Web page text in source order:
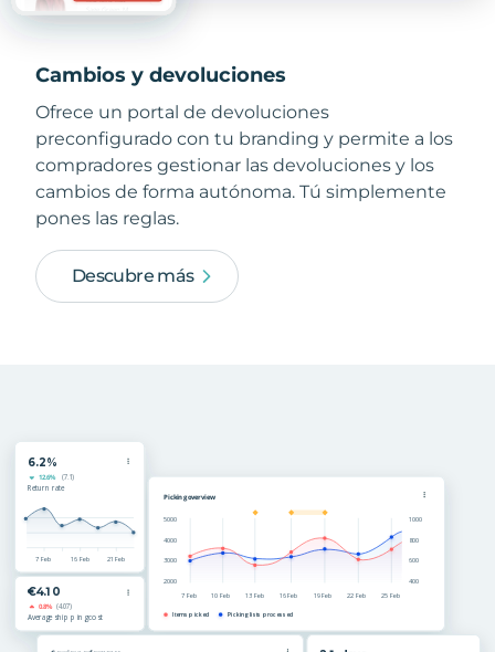
Cambios y devoluciones
Ofrece un portal de devoluciones
preconfigurado con tu branding y permite a los
compradores gestionar las devoluciones y los
cambios de forma autónoma. Tú simplemente
pones las reglas.
Descubre más